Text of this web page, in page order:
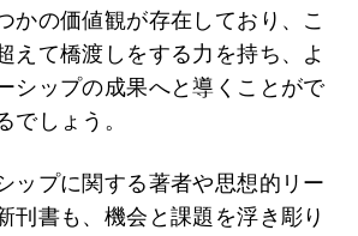
かの価値観が存在しており、こ
えて橋渡しをする力を持ち、よ
シップの成果へと導くことがで
でしょう。
ップに関する著者や思想的リー
刊書も、機会と課題を浮き彫り